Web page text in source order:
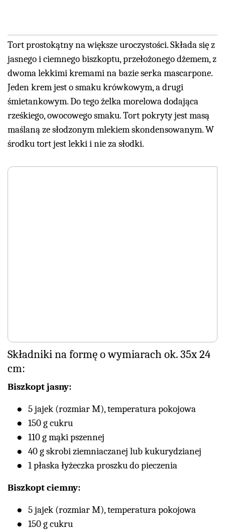
Tort prostokątny na większe uroczystości. Składa się z
jasnego i ciemnego biszkoptu, przełożonego dżemem, z
dwoma lekkimi kremami na bazie serka mascarpone.
Jeden krem jest o smaku krówkowym, a drugi
śmietankowym. Do tego żelka morelowa dodająca
rześkiego, owocowego smaku. Tort pokryty jest masą
maślaną ze słodzonym mlekiem skondensowanym. W
środku tort jest lekki i nie za słodki.
Składniki na formę o wymiarach ok. 35x 24
cm:
Biszkopt jasny:
5 jajek (rozmiar M), temperatura pokojowa
150 g cukru
110 g mąki pszennej
40 g skrobi ziemniaczanej lub kukurydzianej
1 płaska łyżeczka proszku do pieczenia
Biszkopt ciemny:
5 jajek (rozmiar M), temperatura pokojowa
150 g cukru